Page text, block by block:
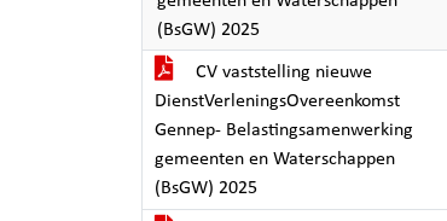
(BsGW) 2025
CV vaststelling nieuwe
DienstVerleningsOvereenkomst
Gennep- Belastingsamenwerking
gemeenten en Waterschappen
(BsGW) 2025